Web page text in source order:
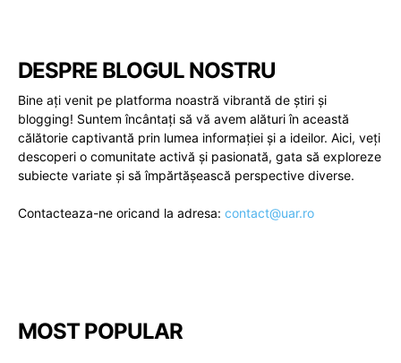
DESPRE BLOGUL NOSTRU
Bine ați venit pe platforma noastră vibrantă de știri și
blogging! Suntem încântați să vă avem alături în această
călătorie captivantă prin lumea informației și a ideilor. Aici, veți
descoperi o comunitate activă și pasionată, gata să exploreze
subiecte variate și să împărtășească perspective diverse.
Contacteaza-ne oricand la adresa: contact@uar.ro
MOST POPULAR